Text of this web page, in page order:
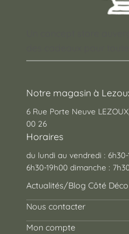
Notre magasin à
6 Rue Porte Neuve
00 26
Horaires
du lundi au vendredi : 6h30-
6h30-19h00 dimanche :
Actualités/Blog Côté Déco
Nous contacter
Mon compte